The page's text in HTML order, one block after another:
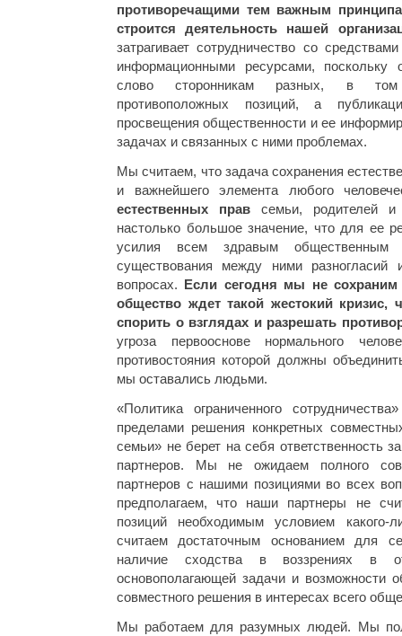
противоречащими тем важным
строится деятельность нашей
затрагивает сотрудничество со
информационными ресурсами, поскольку
слово сторонникам разных, в том
противоположных позиций, а
просвещения общественности и ее
задачах и связанных с ними проблемах.
Мы считаем, что задача сохранения
и важнейшего элемента любого
естественных прав семьи, родителей
настолько большое значение, что для ее
усилия всем здравым общественным
существования между ними разногласий
вопросах. Если сегодня мы не
общество ждет такой жестокий кризис,
спорить о взглядах и разрешать
угроза первооснове нормального
противостояния которой должны
мы оставались людьми.
«Политика ограниченного
пределами решения конкретных
семьи» не берет на себя ответственность
партнеров. Мы не ожидаем полного
партнеров с нашими позициями во всех
предполагаем, что наши партнеры не
позиций необходимым условием какого-
считаем достаточным основанием для
наличие сходства в воззрениях в
основополагающей задачи и возможности
совместного решения в интересах всего
Мы работаем для разумных людей. Мы